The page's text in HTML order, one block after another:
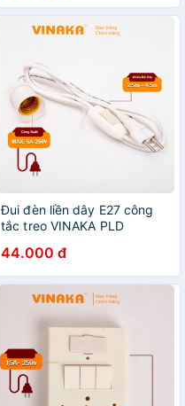
Đui đèn liền dây E27 công
tắc treo VINAKA PLD
44.000 đ